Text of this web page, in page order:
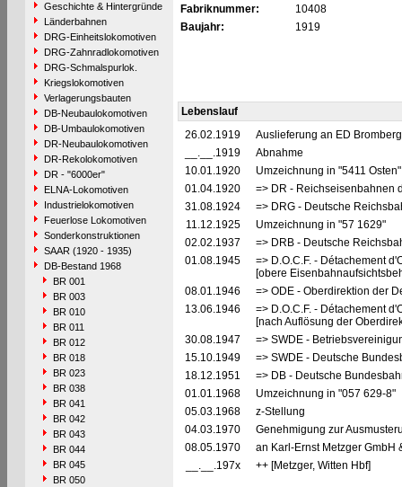
Geschichte & Hintergründe
Länderbahnen
DRG-Einheitslokomotiven
DRG-Zahnradlokomotiven
DRG-Schmalspurlok.
Kriegslokomotiven
Verlagerungsbauten
DB-Neubaulokomotiven
DB-Umbaulokomotiven
DR-Neubaulokomotiven
DR-Rekolokomotiven
DR - "6000er"
ELNA-Lokomotiven
Industrielokomotiven
Feuerlose Lokomotiven
Sonderkonstruktionen
SAAR (1920 - 1935)
DB-Bestand 1968
BR 001
BR 003
BR 010
BR 011
BR 012
BR 018
BR 023
BR 038
BR 041
BR 042
BR 043
BR 044
BR 045
BR 050
Fabriknummer:
10408
Baujahr:
1919
Lebenslauf
26.02.1919
Auslieferung an ED
__.__.1919
Abnahme
10.01.1920
Umzeichnung in "5411
01.04.1920
=> DR - Reichseisenbahnen
31.08.1924
=> DRG - Deutsche
11.12.1925
Umzeichnung in "57 1629"
02.02.1937
=> DRB - Deutsche
01.08.1945
=> D.O.C.F. - Détachement
[obere
08.01.1946
=> ODE - Oberdirektion der
13.06.1946
=> D.O.C.F. - Détachement
[nach Auflösung der
30.08.1947
=> SWDE -
15.10.1949
=> SWDE - Deutsche
18.12.1951
=> DB - Deutsche
01.01.1968
Umzeichnung in "057 629-8"
05.03.1968
z-Stellung
04.03.1970
Genehmigung zur
08.05.1970
an Karl-Ernst Metzger GmbH
__.__.197x
++ [Metzger, Witten Hbf]